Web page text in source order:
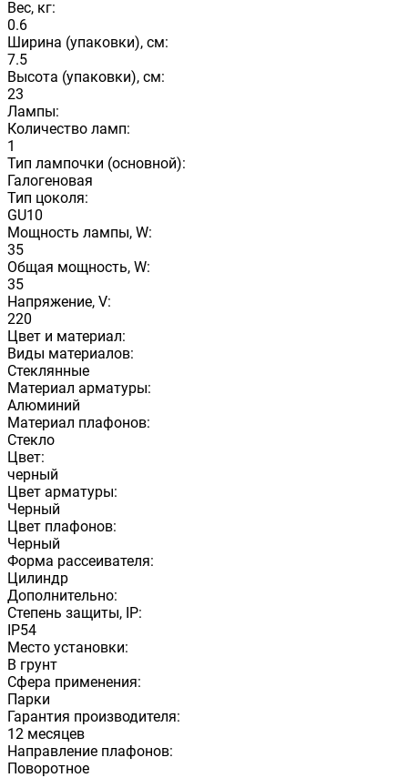
Вес, кг:
0.6
Ширина (упаковки), см:
7.5
Высота (упаковки), см:
23
Лампы:
Количество ламп:
1
Тип лампочки (основной):
Галогеновая
Тип цоколя:
GU10
Мощность лампы, W:
35
Общая мощность, W:
35
Напряжение, V:
220
Цвет и материал:
Виды материалов:
Стеклянные
Материал арматуры:
Алюминий
Материал плафонов:
Стекло
Цвет:
черный
Цвет арматуры:
Черный
Цвет плафонов:
Черный
Форма рассеивателя:
Цилиндр
Дополнительно:
Степень защиты, IP:
IP54
Место установки:
В грунт
Сфера применения:
Парки
Гарантия производителя:
12 месяцев
Направление плафонов:
Поворотное